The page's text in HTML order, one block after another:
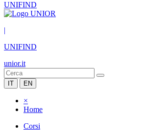
UNIFIND
|
UNIFIND
unior.it
IT EN
×
Home
Corsi